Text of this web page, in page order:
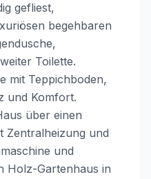
gefliest,
begehbaren
Toilette.
mit Teppichboden,
und Komfort.
über einen
Zentralheizung und
und
Holz-Gartenhaus in